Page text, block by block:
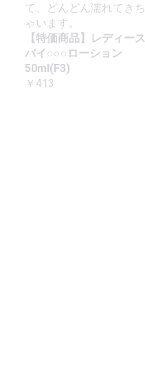
て、どんどん濡れてきち
ゃいます。
【特価商品】レディース
バイ○○○ローション
50ml(F3)
￥413